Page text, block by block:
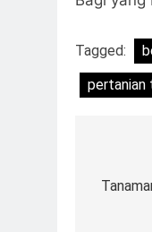
Tagged:
pertanian